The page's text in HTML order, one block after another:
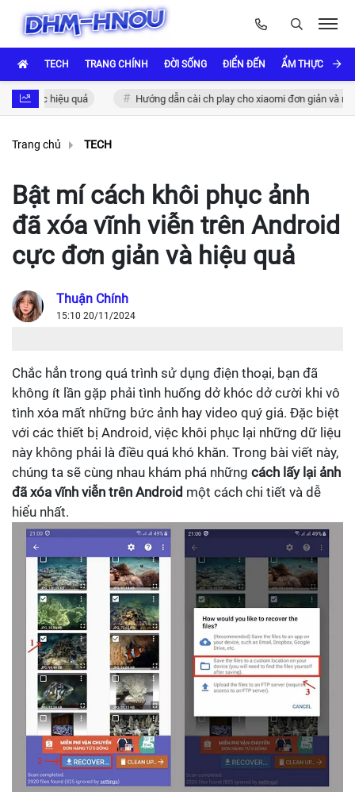
TECH TRANG CHÍNH ĐỜI SỐNG ĐIỂN ĐẾN ẨM THỰC VÀ
hiệu quả Hướng dẫn cài ch play cho xiaomi đơn giản và nhanh
Trang chủ TECH
Bật mí cách khôi phục ảnh
đã xóa vĩnh viễn trên Android
cực đơn giản và hiệu quả
Thuận Chính
15:10 20/11/2024
Chắc hẳn trong quá trình sử dụng điện thoại, bạn đã
không ít lần gặp phải tình huống dở khóc dở cười khi vô
tình xóa mất những bức ảnh hay video quý giá. Đặc biệt
với các thiết bị Android, việc khôi phục lại những dữ liệu
này không phải là điều quá khó khăn. Trong bài viết này,
chúng ta sẽ cùng nhau khám phá những cách lấy lại ảnh
đã xóa vĩnh viễn trên Android một cách chi tiết và dễ
hiểu nhất.